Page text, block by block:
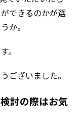
できるのかが選
か。
。
ございました。
討の際はお気